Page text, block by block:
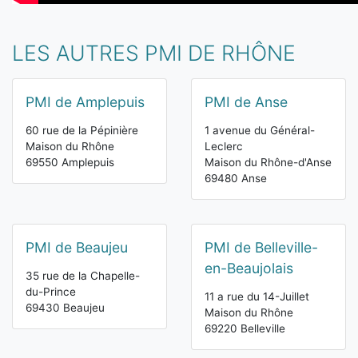
LES AUTRES PMI DE RHÔNE
PMI de Amplepuis
60 rue de la Pépinière
Maison du Rhône
69550 Amplepuis
PMI de Anse
1 avenue du Général-
Leclerc
Maison du Rhône-d'Anse
69480 Anse
PMI de Beaujeu
35 rue de la Chapelle-
du-Prince
69430 Beaujeu
PMI de Belleville-
en-Beaujolais
11 a rue du 14-Juillet
Maison du Rhône
69220 Belleville